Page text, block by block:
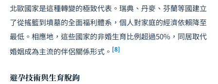
北歐國家是這種轉變的極致代表。瑞典、丹麥、芬蘭等國建立
了從搖籃到墳墓的全面福利體系，個人對家庭的經濟依賴降至
最低。相應地，這些國家的非婚生育比例超過50%，同居取代
婚姻成為主流的伴侶關係形式。 [8]
避孕技術與生育脫鉤